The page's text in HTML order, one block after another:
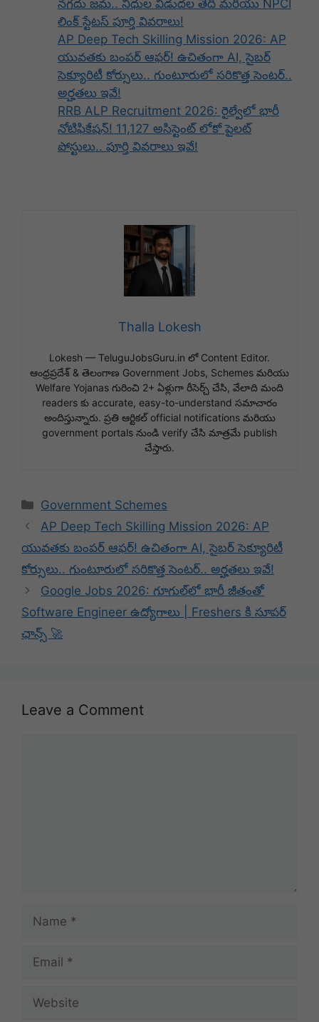
నగదు జమ.. నిధుల విడుదల తేదీ మరియు NPCI
లింక్ స్టేటస్ పూర్తి వివరాలు!
AP Deep Tech Skilling Mission 2026: AP
యువతకు బంపర్ ఆఫర్! ఉచితంగా AI, సైబర్
సెక్యూరిటీ కోర్సులు.. గుంటూరులో సరికొత్త సెంటర్..
అర్హతలు ఇవే!
RRB ALP Recruitment 2026: రైల్వేలో భారీ
నోటిఫికేషన్! 11,127 అసిస్టెంట్ లోకో పైలట్
పోస్టులు.. పూర్తి వివరాలు ఇవే!
Thalla Lokesh
Lokesh — TeluguJobsGuru.in లో Content Editor.
ఆంధ్రప్రదేశ్ & తెలంగాణ Government Jobs, Schemes మరియు
Welfare Yojanas గురించి 2+ ఏళ్లుగా రీసెర్చ్ చేసి, వేలాది మంది
readers కు accurate, easy-to-understand సమాచారం
అందిస్తున్నారు. ప్రతి ఆర్టికల్ official notifications మరియు
government portals నుండి verify చేసి మాత్రమే publish
చేస్తారు.
Categories
Government Schemes
AP Deep Tech Skilling Mission 2026: AP
యువతకు బంపర్ ఆఫర్! ఉచితంగా AI, సైబర్ సెక్యూరిటీ
కోర్సులు.. గుంటూరులో సరికొత్త సెంటర్.. అర్హతలు ఇవే!
Google Jobs 2026: గూగుల్‌లో భారీ జీతంతో
Software Engineer ఉద్యోగాలు | Freshers కి సూపర్
ఛాన్స్ 🚀
Leave a Comment